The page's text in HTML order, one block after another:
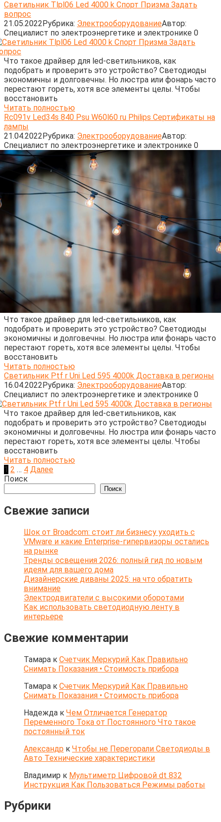
Светильник Tlpl06 Led 4000 k Спорт Призма Задать
вопрос
21.05.2022Рубрика: ЭлектрооборудованиеАвтор:
Cпециалист по электроэнергетике и электронике 0
Что такое драйвер для led-светильников, как
подобрать и проверить это устройство? Светодиоды
экономичны и долговечны. Но люстра или фонарь часто
перестают гореть, хотя все элементы целы. Чтобы
восстановить
Читать полностью
Rc091v Led34s 840 Psu W60l60 ru Philips Сертификаты на
лампы
21.04.2022Рубрика: ЭлектрооборудованиеАвтор:
Cпециалист по электроэнергетике и электронике 0
Что такое драйвер для led-светильников, как
подобрать и проверить это устройство? Светодиоды
экономичны и долговечны. Но люстра или фонарь часто
перестают гореть, хотя все элементы целы. Чтобы
восстановить
Читать полностью
Светильник Ptf r Uni Led 595 4000k Доставка в регионы
16.04.2022Рубрика: ЭлектрооборудованиеАвтор:
Cпециалист по электроэнергетике и электронике 0
Что такое драйвер для led-светильников, как
подобрать и проверить это устройство? Светодиоды
экономичны и долговечны. Но люстра или фонарь часто
перестают гореть, хотя все элементы целы. Чтобы
восстановить
Читать полностью
Пагинация
записей
1 2 … 4 Далее
Поиск
Поиск
Свежие записи
Шок от Broadcom: стоит ли бизнесу уходить с
VMware и какие Enterprise-гипервизоры остались
на рынке
Тренды освещения 2026: полный гид по новым
идеям для вашего дома
Дизайнерские диваны 2025: на что обратить
внимание
Электродвигатели с высокими оборотами
Как использовать светодиодную ленту в
интерьере
Свежие комментарии
Тамара к Счетчик Меркурий Как Правильно
Снимать Показания • Стоимость прибора
Тамара к Счетчик Меркурий Как Правильно
Снимать Показания • Стоимость прибора
Надежда к Чем Отличается Генератор
Переменного Тока от Постоянного Что такое
постоянный ток
Александр к Чтобы не Перегорали Светодиоды в
Авто Технические характеристики
Владимир к Мультиметр Цифровой dt 832
Инструкция Как Пользоваться Режимы работы
Рубрики